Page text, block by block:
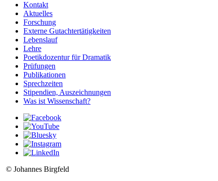
Kontakt
Aktuelles
Forschung
Externe Gutachtertätigkeiten
Lebenslauf
Lehre
Poetikdozentur für Dramatik
Prüfungen
Publikationen
Sprechzeiten
Stipendien, Auszeichnungen
Was ist Wissenschaft?
© Johannes Birgfeld